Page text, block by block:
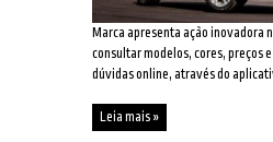
Marca apresenta ação inovadora
consultar modelos, cores, preços
dúvidas online, através do
Leia mais »